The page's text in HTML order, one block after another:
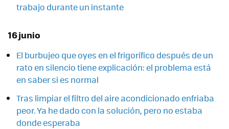
trabajo durante un instante
16 junio
El burbujeo que oyes en el frigorífico después de un
rato en silencio tiene explicación: el problema está
en saber si es normal
Tras limpiar el filtro del aire acondicionado enfriaba
peor. Ya he dado con la solución, pero no estaba
donde esperaba